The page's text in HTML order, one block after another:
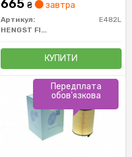
665 ₴ завтра
Артикул:
E482L
HENGST FILTER
КУПИТИ
Передплата
обов'язкова